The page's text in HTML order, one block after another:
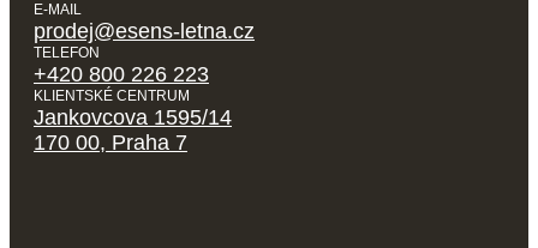
E-MAIL
prodej@esens-letna.cz
TELEFON
+420 800 226 223
KLIENTSKÉ CENTRUM
Jankovcova 1595/14
170 00, Praha 7